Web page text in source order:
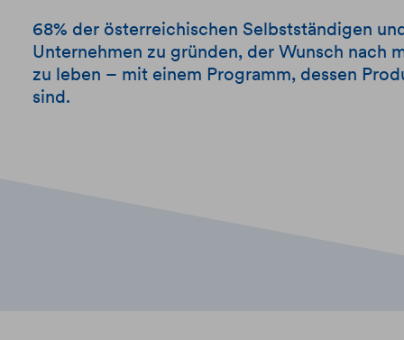
68% der österreichischen Selbstständigen
Unternehmen zu gründen, der Wunsch nach
zu leben – mit einem Programm, dessen
sind.